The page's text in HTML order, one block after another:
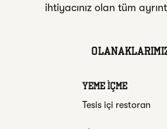
ihtiyacınız olan tüm
YEME İÇME
Tesis içi restoran